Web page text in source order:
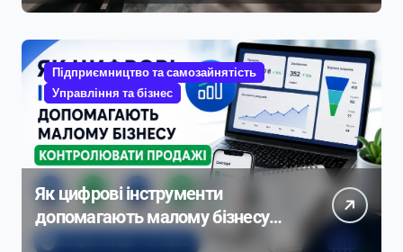
Підприємництво та самозайнятість
Управління та бізнес
Як цифрові інструменти
допомагають малому бізнесу
контролювати продажі